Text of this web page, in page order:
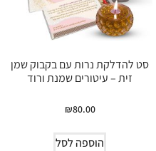
סט להדלקת נרות עם בקבוק שמן
זית – עיטורים שמנת ורוד
₪80.00
הוספה לסל